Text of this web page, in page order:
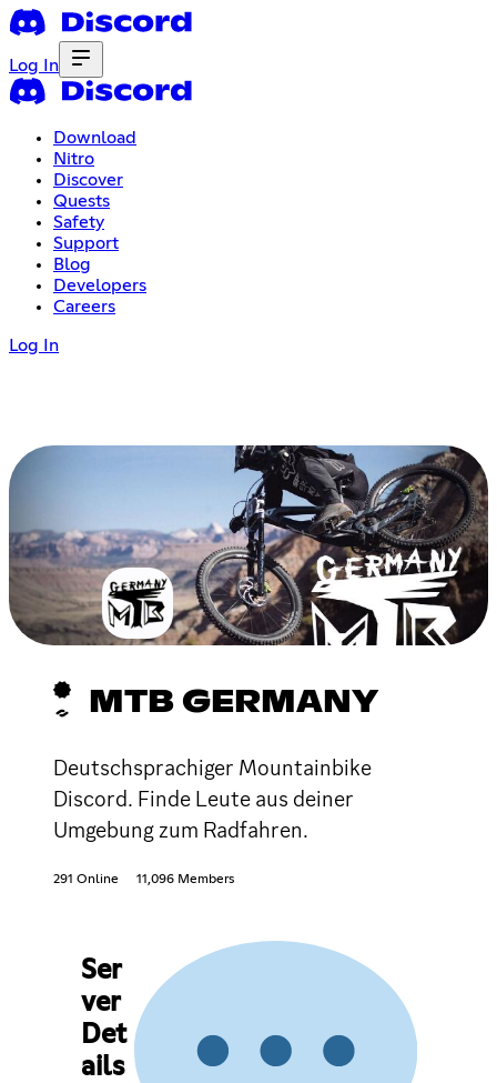
Log In
Download
Nitro
Discover
Quests
Safety
Support
Blog
Developers
Careers
Log In
MTB GERMANY
Deutschsprachiger Mountainbike
Discord. Finde Leute aus deiner
Umgebung zum Radfahren.
291 Online 11,096 Members
Ser
ver
Det
ails